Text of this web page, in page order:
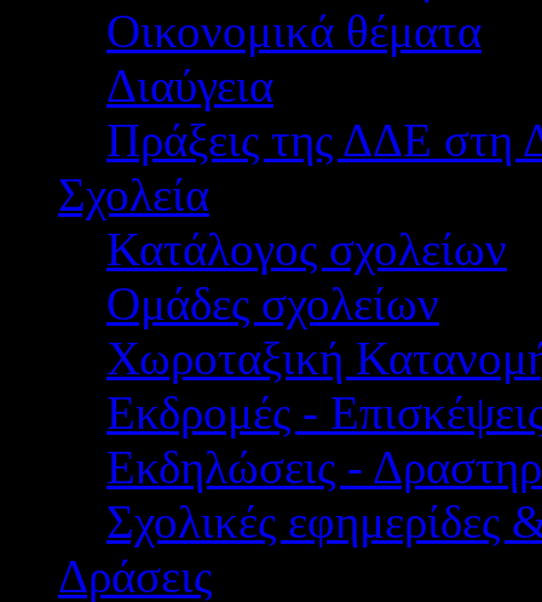
Οικονομικά θέματα
Διαύγεια
Πράξεις της ΔΔΕ στη
Σχολεία
Κατάλογος σχολείων
Ομάδες σχολείων
Χωροταξική
Εκδρομές -
Εκδηλώσεις -
Σχολικές εφημερίδες
Δράσεις